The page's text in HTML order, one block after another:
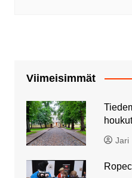
Viimeisimmät
Jari